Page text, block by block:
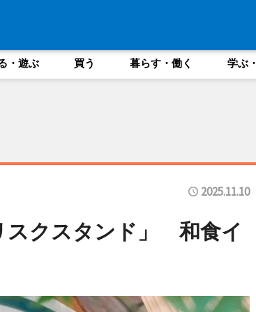
・遊ぶ 買う 暮らす・働く 学ぶ
2025.11.10
スクスタンド」 和食イ